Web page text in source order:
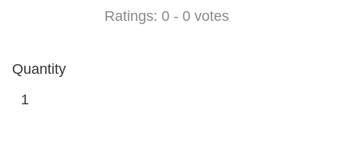
Ratings: 0 - 0 votes
Quantity